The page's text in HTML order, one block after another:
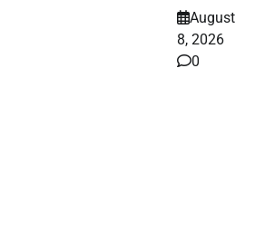
August
8, 2026
0